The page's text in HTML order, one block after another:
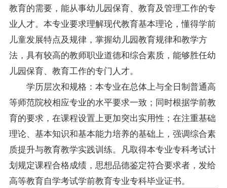
教育的需要，能从事幼儿园保育、教育及管理工作的专
业人才。本专业要求理解现代教育基本理论，懂得学前
儿童发展特点及规律，掌握幼儿园教育规律和教学方
法，具有较高的教师职业道德和综合素质，能够胜任幼
儿园保育、教育工作的专门人才。
学历层次和规格：本专业在总体上与全日制普通高
等师范院校相应专业的水平要求一致；同时根据学前教
育的要求，在课程设置上更加突出实用性；在注重基础
理论、基本知识和基本能力培养的基础上，强调综合素
质提升与教育教学实践训练。凡取得本专业专科考试计
划规定课程合格成绩，思想品德鉴定符合要求者，发给
高等教育自学考试学前教育专业专科毕业证书。